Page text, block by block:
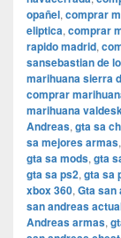
opañel, comprar
eliptica, comprar
rapido madrid,
sansebastian de
marihuana sierra
comprar
marihuana
Andreas, gta sa
sa mejores armas,
gta sa mods, gta
gta sa ps2, gta sa
xbox 360, Gta san
san andreas
Andreas armas,